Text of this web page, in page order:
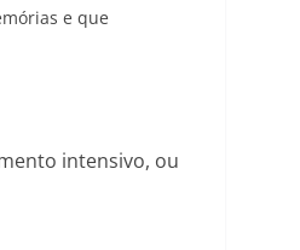
e que
intensivo, ou